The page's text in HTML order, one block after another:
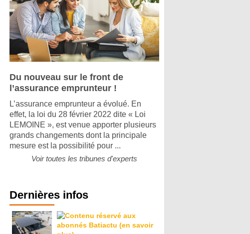
Du nouveau sur le front de
l’assurance emprunteur !
L’assurance emprunteur a évolué. En
effet, la loi du 28 février 2022 dite « Loi
LEMOINE », est venue apporter plusieurs
grands changements dont la principale
mesure est la possibilité pour ...
Voir toutes les tribunes d'experts
Dernières infos